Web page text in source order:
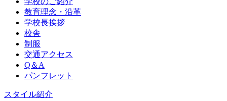
教育理念・沿革
学校長挨拶
校舎
制服
交通アクセス
Q＆A
パンフレット
スタイル紹介